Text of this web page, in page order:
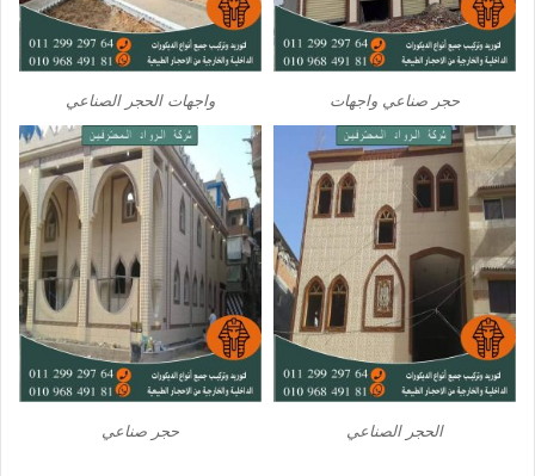
حجر صناعي واجهات واجهات الحجر الصناعي
الحجر الصناعي حجر صناعي